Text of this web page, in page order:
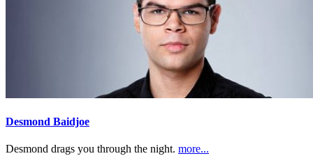
Desmond Baidjoe
Desmond drags you through the night. more...